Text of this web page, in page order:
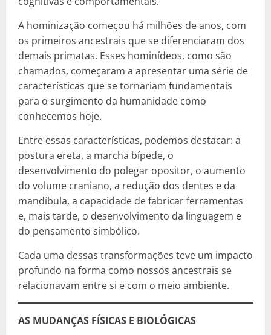
A hominização começou há milhões de anos, com
os primeiros ancestrais que se diferenciaram dos
demais primatas. Esses hominídeos, como são
chamados, começaram a apresentar uma série de
características que se tornariam fundamentais
para o surgimento da humanidade como
conhecemos hoje.
Entre essas características, podemos destacar: a
postura ereta, a marcha bípede, o
desenvolvimento do polegar opositor, o aumento
do volume craniano, a redução dos dentes e da
mandíbula, a capacidade de fabricar ferramentas
e, mais tarde, o desenvolvimento da linguagem e
do pensamento simbólico.
Cada uma dessas transformações teve um impacto
profundo na forma como nossos ancestrais se
relacionavam entre si e com o meio ambiente.
AS MUDANÇAS FÍSICAS E BIOLÓGICAS